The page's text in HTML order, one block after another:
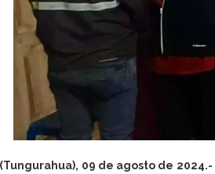
09 de agosto de 2024.-